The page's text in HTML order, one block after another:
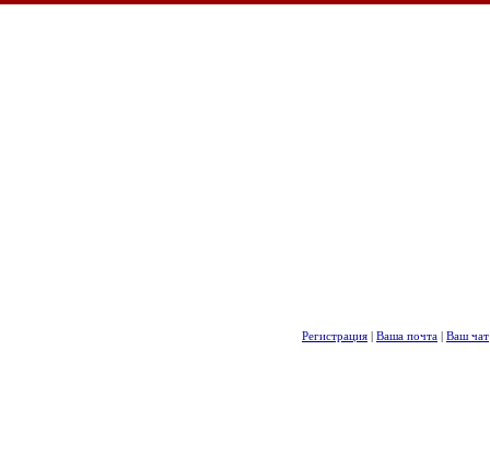
Регистрация | Ваша почта | Ваш чат